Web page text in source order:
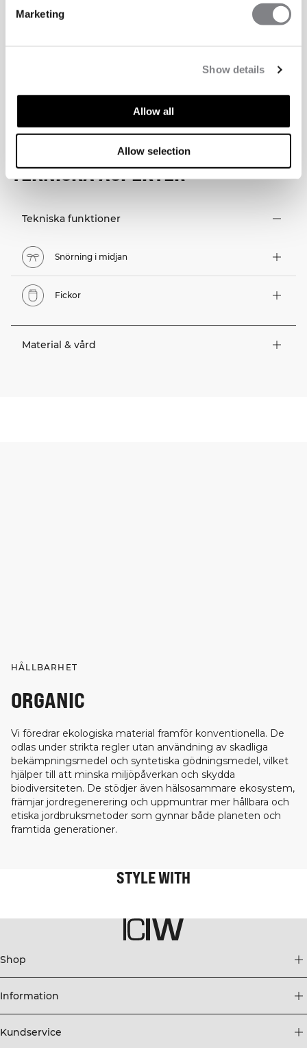
Marketing
Show details
Allow all
Allow selection
TEKNISKA ASPEKTER
Tekniska funktioner
Snörning i midjan
Fickor
Material & vård
HÅLLBARHET
ORGANIC
Vi föredrar ekologiska material framför konventionella. De
odlas under strikta regler utan användning av skadliga
bekämpningsmedel och syntetiska gödningsmedel, vilket
hjälper till att minska miljöpåverkan och skydda
biodiversiteten. De stödjer även hälsosammare ekosystem,
främjar jordregenerering och uppmuntrar mer hållbara och
etiska jordbruksmetoder som gynnar både planeten och
framtida generationer.
STYLE WITH
Shop
Information
Kundservice